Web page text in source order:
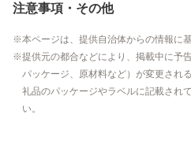
注意事項・その他
本ページは、提供自治体からの情報に
提供元の都合などにより、掲載中に予
パッケージ、原材料など）が変更され
礼品のパッケージやラベルに記載され
い。